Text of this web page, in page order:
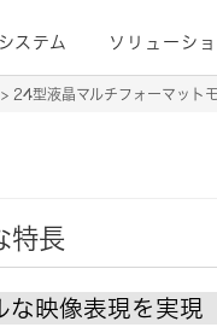
ステム ソリューシ
24型液晶マルチフォーマッ
特長
な映像表現を実現